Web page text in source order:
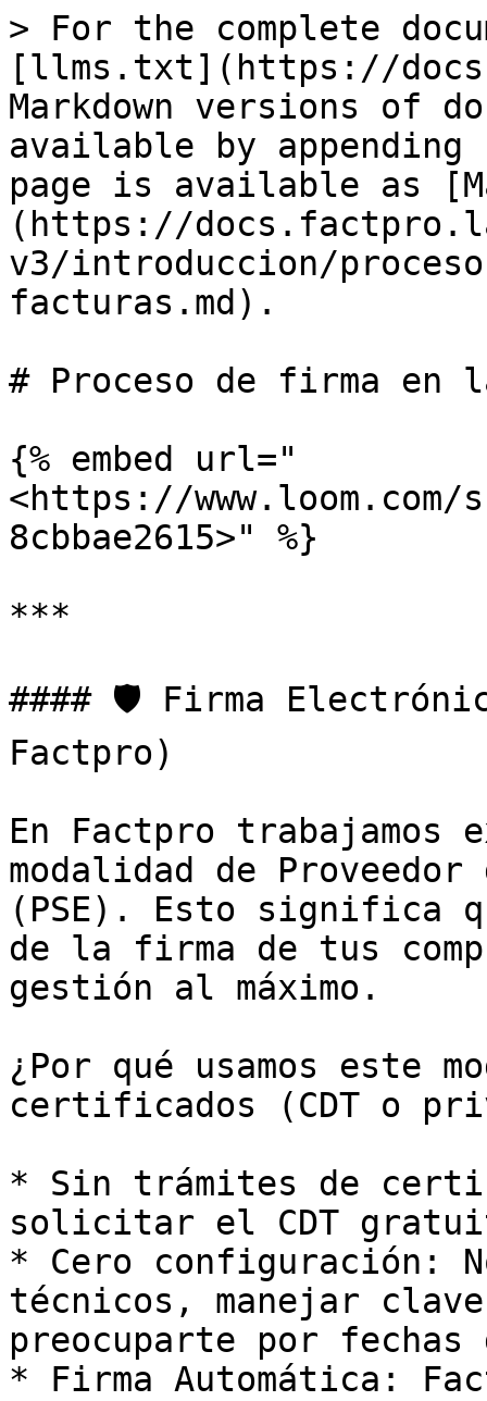
> For the complete
[llms.txt](https://
Markdown versions of
available by
page is available as
(https://
v3/introduccion/
facturas.md).
# Proceso de firma en
{% embed url="
<https://www.loom.com/
8cbbae2615>" %}
***
#### 🛡️ Firma
Factpro)
En Factpro trabajamos
modalidad de
(PSE). Esto significa
de la firma de tus
gestión al máximo.
¿Por qué usamos este
certificados (CDT o
* Sin trámites de
solicitar el CDT
* Cero configuración:
técnicos, manejar
preocuparte por fechas
* Firma Automática: